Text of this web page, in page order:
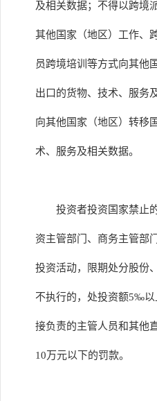
及相关数据；不得以跨境
其他国家（地区）工作、
员跨境培训等方式向其他
出口的货物、技术、服务
向其他国家（地区）转移
术、服务及相关数据。
投资者投资国家禁止
资主管部门、商务主管部
投资活动，限期处分股份
不执行的，处投资额5‰
接负责的主管人员和其他
10万元以下的罚款。